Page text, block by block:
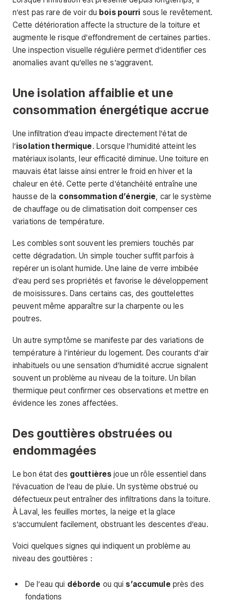
n’est pas rare de voir du bois pourri sous le revêtement.
Cette détérioration affecte la structure de la toiture et
augmente le risque d’effondrement de certaines parties.
Une inspection visuelle régulière permet d’identifier ces
anomalies avant qu’elles ne s’aggravent.
Une isolation affaiblie et une
consommation énergétique accrue
Une infiltration d’eau impacte directement l’état de
l’isolation thermique. Lorsque l’humidité atteint les
matériaux isolants, leur efficacité diminue. Une toiture en
mauvais état laisse ainsi entrer le froid en hiver et la
chaleur en été. Cette perte d’étanchéité entraîne une
hausse de la consommation d’énergie , car le système
de chauffage ou de climatisation doit compenser ces
variations de température.
Les combles sont souvent les premiers touchés par
cette dégradation. Un simple toucher suffit parfois à
repérer un isolant humide. Une laine de verre imbibée
d’eau perd ses propriétés et favorise le développement
de moisissures. Dans certains cas, des gouttelettes
peuvent même apparaître sur la charpente ou les
poutres.
Un autre symptôme se manifeste par des variations de
température à l’intérieur du logement. Des courants d’air
inhabituels ou une sensation d’humidité accrue signalent
souvent un problème au niveau de la toiture. Un bilan
thermique peut confirmer ces observations et mettre en
évidence les zones affectées.
Des gouttières obstruées ou
endommagées
Le bon état des gouttières joue un rôle essentiel dans
l’évacuation de l’eau de pluie. Un système obstrué ou
défectueux peut entraîner des infiltrations dans la toiture.
À Laval, les feuilles mortes, la neige et la glace
s’accumulent facilement, obstruant les descentes d’eau.
Voici quelques signes qui indiquent un problème au
niveau des gouttières :
De l’eau qui déborde ou qui s’accumule près des
fondations